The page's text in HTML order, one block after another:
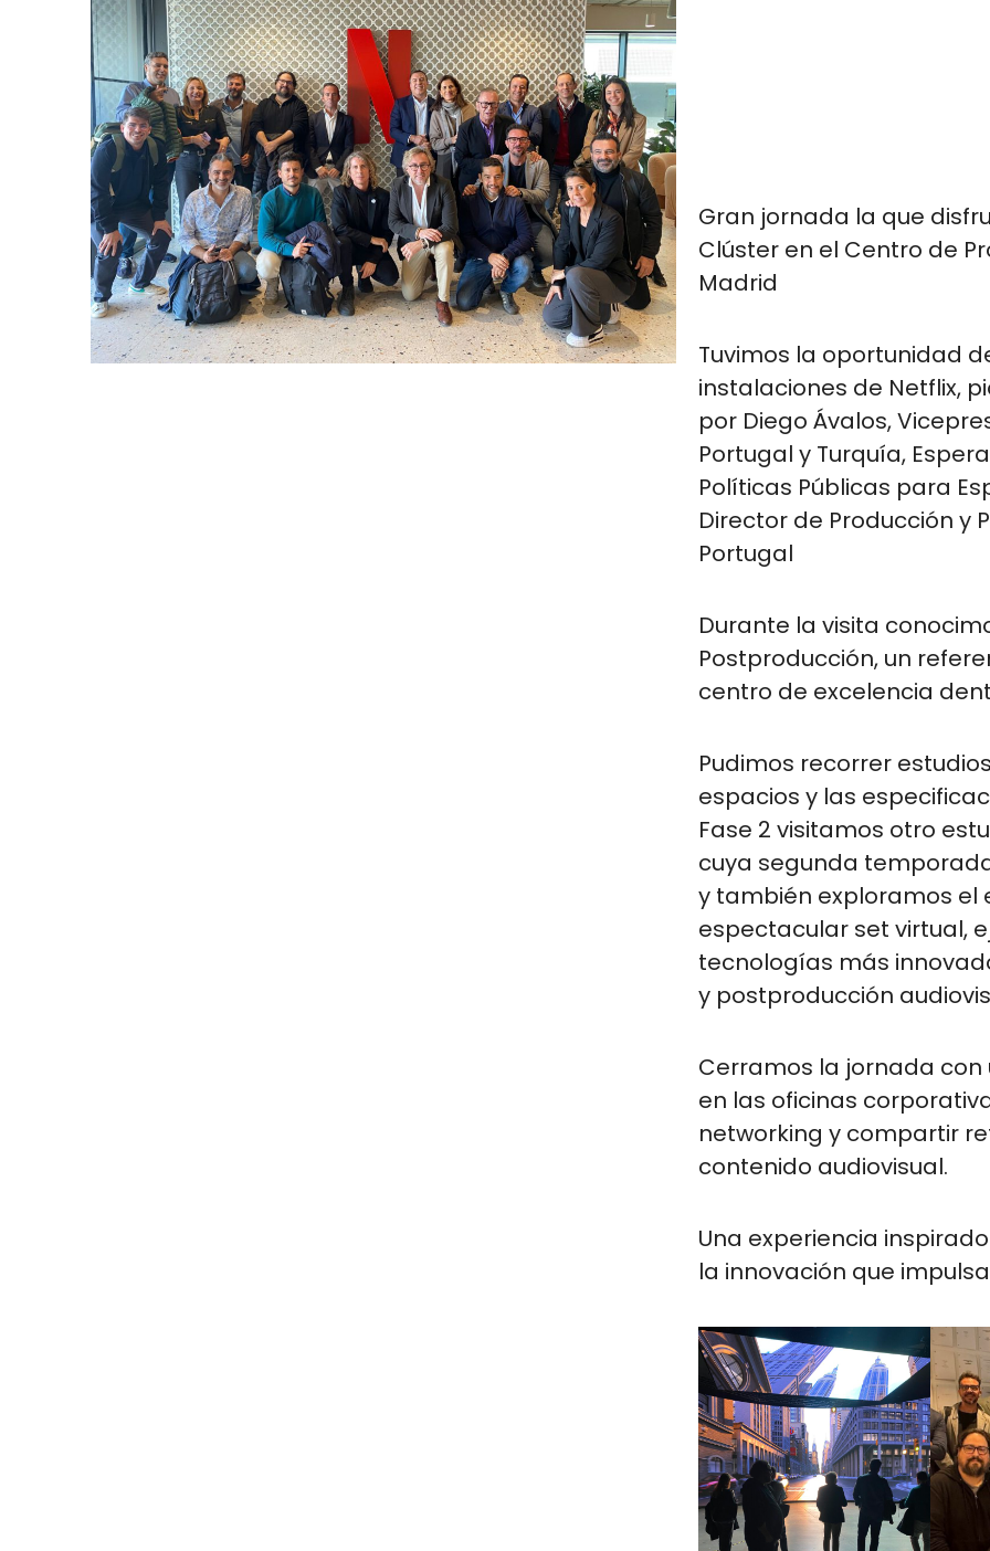
Gran jornada la que
Clúster en el Centro de
Madrid
Tuvimos la oportunidad
instalaciones de Netflix,
por Diego Ávalos,
Portugal y Turquía,
Políticas Públicas para
Director de Producción y
Portugal
Durante la visita
Postproducción, un
centro de excelencia
Pudimos recorrer
espacios y las
Fase 2 visitamos otro
cuya segunda
y también exploramos
espectacular set virtual,
tecnologías más
y postproducción
Cerramos la jornada
en las oficinas
networking y compartir
contenido audiovisual.
Una experiencia
la innovación que